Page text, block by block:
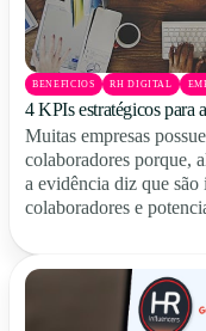
BENEFICIOS RH DIGITAL
4 KPIs estratégicos para
Muitas empresas
colaboradores porque,
a evidência diz que são
colaboradores e